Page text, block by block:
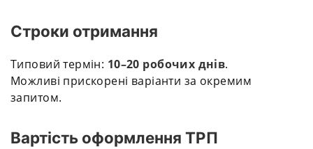
Строки отримання
Типовий термін: 10–20 робочих днів.
Можливі прискорені варіанти за окремим
запитом.
Вартість оформлення ТРП